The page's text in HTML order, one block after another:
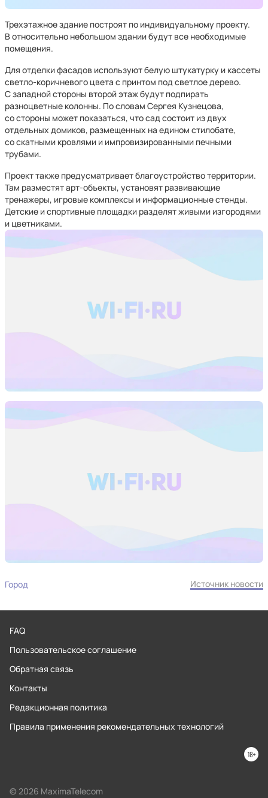
Трехэтажное здание построят по индивидуальному проекту.
В относительно небольшом здании будут все необходимые
помещения.
Для отделки фасадов используют белую штукатурку и кассеты
светло-коричневого цвета с принтом под светлое дерево.
С западной стороны второй этаж будут подпирать
разноцветные колонны. По словам Сергея Кузнецова,
со стороны может показаться, что сад состоит из двух
отдельных домиков, размещенных на едином стилобате,
со скатными кровлями и импровизированными печными
трубами.
Проект также предусматривает благоустройство территории.
Там разместят арт-объекты, установят развивающие
тренажеры, игровые комплексы и информационные стенды.
Детские и спортивные площадки разделят живыми изгородями
и цветниками.
Город Источник новости
FAQ
Пользовательское соглашение
Обратная связь
Контакты
Редакционная политика
Правила применения рекомендательных технологий
© 2026 MaximaTelecom